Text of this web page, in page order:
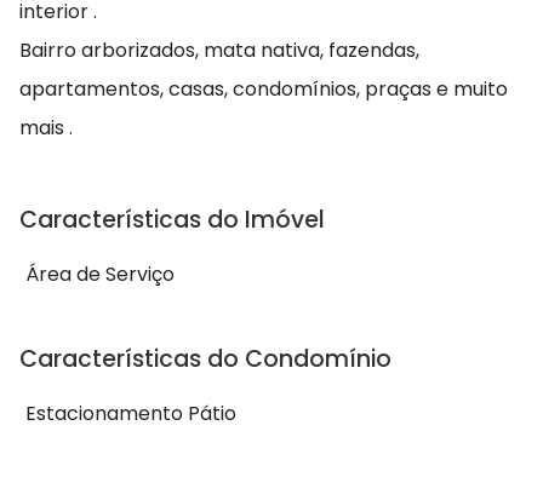
interior .
Bairro arborizados, mata nativa, fazendas,
apartamentos, casas, condomínios, praças e muito
mais .
Características do Imóvel
Área de Serviço
Características do Condomínio
Estacionamento Pátio